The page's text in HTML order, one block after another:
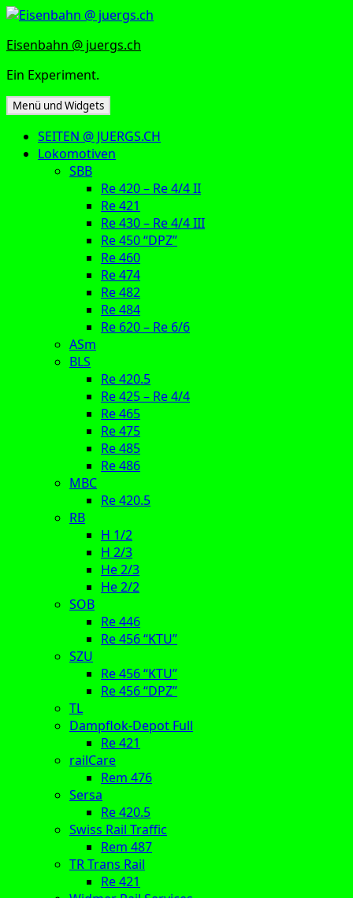
Zum
springen
Eisenbahn @ juergs.ch
Ein Experiment.
Menü und Widgets
SEITEN @ JUERGS.CH
Lokomotiven
SBB
Re 420 – Re 4/4 II
Re 421
Re 430 – Re 4/4 III
Re 450 “DPZ”
Re 460
Re 474
Re 482
Re 484
Re 620 – Re 6/6
ASm
BLS
Re 420.5
Re 425 – Re 4/4
Re 465
Re 475
Re 485
Re 486
MBC
Re 420.5
RB
H 1/2
H 2/3
He 2/3
He 2/2
SOB
Re 446
Re 456 “KTU”
SZU
Re 456 “KTU”
Re 456 “DPZ”
TL
Dampflok-Depot Full
Re 421
railCare
Rem 476
Sersa
Re 420.5
Swiss Rail Traffic
Rem 487
TR Trans Rail
Re 421